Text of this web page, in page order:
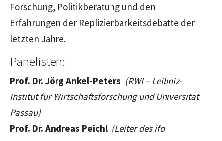
Forschung, Politikberatung und den
Erfahrungen der Replizierbarkeitsdebatte der
letzten Jahre.
Panelisten:
Prof. Dr. Jörg Ankel-Peters (RWI – Leibniz-
Institut für Wirtschaftsforschung und Universität
Passau)
Prof. Dr. Andreas Peichl (Leiter des ifo